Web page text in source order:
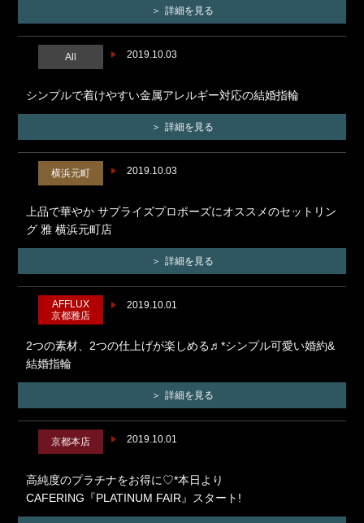
詳細を見る
2019.10.03
All
シンプルで着けやすい金属アレルギー対応の結婚指輪
詳細を見る
2019.10.03
横浜元町
上品で華やか サプライズプロポーズにオススメのセットリン
グ 雅 横浜元町店
詳細を見る
2019.10.01
AFFLUX
京都雅店
2つの素材、2つの仕上げが楽しめる♬*シンプル可愛い婚約&
結婚指輪
詳細を見る
2019.10.01
京都本店
高純度のプラチナをお得に♡*本日より
CAFERING『PLATINUM FAIR』スタート!